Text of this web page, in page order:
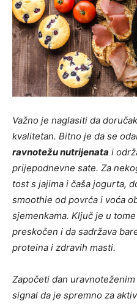
Važno je naglasiti da
kvalitetan. Bitno je da se
ravnotežu nutrijenata i
prijepodnevne sate. Za
tost s jajima i čaša jogurta,
smoothie od povrća i voća
sjemenkama. Ključ je u
preskočen i da sadržava
proteina i zdravih masti.
Započeti dan
signal da je spremno za